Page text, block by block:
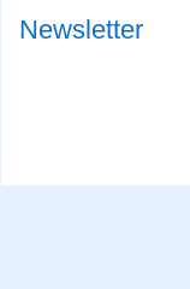
Newsletter